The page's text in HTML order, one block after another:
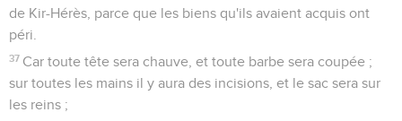
de Kir-Hérès, parce que les biens qu'ils avaient acquis ont
péri.
37 Car toute tête sera chauve, et toute barbe sera coupée ;
sur toutes les mains il y aura des incisions, et le sac sera sur
les reins ;